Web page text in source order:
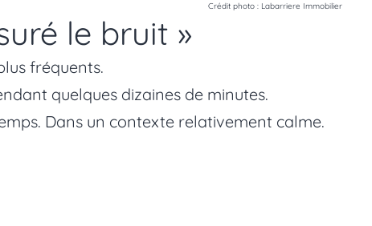
Crédit photo : Labarriere Immobilier
le bruit »
fréquents.
quelques dizaines de minutes.
Dans un contexte relativement calme.